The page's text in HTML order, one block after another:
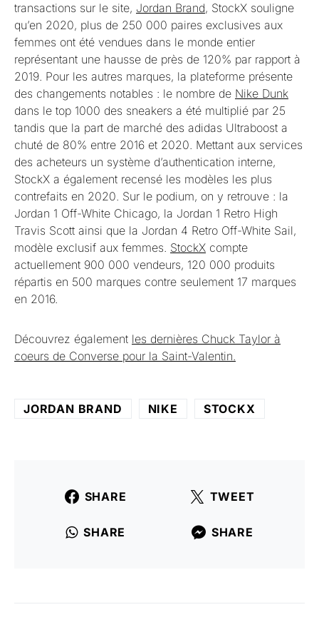
transactions sur le site, Jordan Brand, StockX souligne
qu’en 2020, plus de 250 000 paires exclusives aux
femmes ont été vendues dans le monde entier
représentant une hausse de près de 120% par rapport à
2019. Pour les autres marques, la plateforme présente
des changements notables : le nombre de Nike Dunk
dans le top 1000 des sneakers a été multiplié par 25
tandis que la part de marché des adidas Ultraboost a
chuté de 80% entre 2016 et 2020. Mettant aux services
des acheteurs un système d’authentication interne,
StockX a également recensé les modèles les plus
contrefaits en 2020. Sur le podium, on y retrouve : la
Jordan 1 Off-White Chicago, la Jordan 1 Retro High
Travis Scott ainsi que la Jordan 4 Retro Off-White Sail,
modèle exclusif aux femmes. StockX compte
actuellement 900 000 vendeurs, 120 000 produits
répartis en 500 marques contre seulement 17 marques
en 2016.
Découvrez également les dernières Chuck Taylor à
coeurs de Converse pour la Saint-Valentin.
JORDAN BRAND NIKE STOCKX
SHARE TWEET
SHARE SHARE